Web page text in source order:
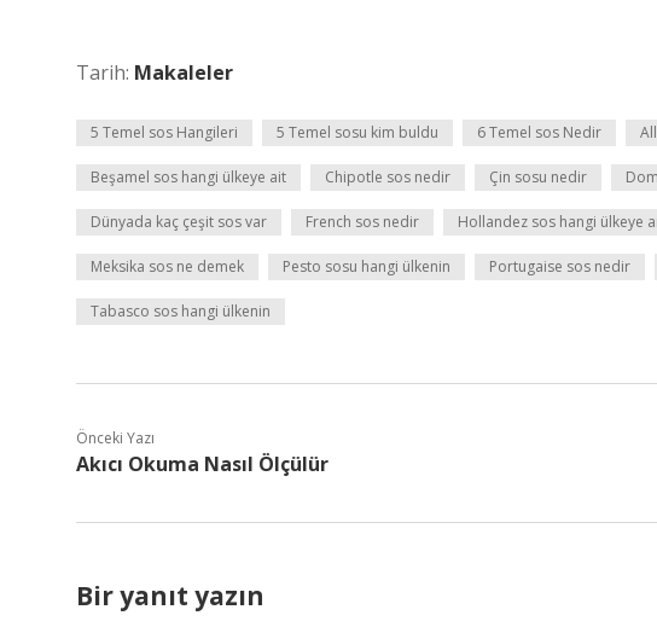
Tarih: Makaleler
5 Temel sos Hangileri 5 Temel sosu kim buldu 6 Temel sos Nedir
Beşamel sos hangi ülkeye ait Chipotle sos nedir Çin sosu nedir
Dünyada kaç çeşit sos var French sos nedir Hollandez sos hangi ülkeye
Meksika sos ne demek Pesto sosu hangi ülkenin Portugaise sos nedir
Tabasco sos hangi ülkenin
Önceki Yazı
Akıcı Okuma Nasıl Ölçülür
Bir yanıt yazın